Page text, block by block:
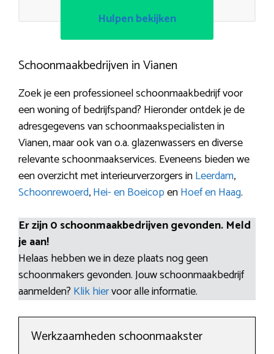
Hulpen bekijken
Schoonmaakbedrijven in Vianen
Zoek je een professioneel schoonmaakbedrijf voor
een woning of bedrijfspand? Hieronder ontdek je de
adresgegevens van schoonmaakspecialisten in
Vianen, maar ook van o.a. glazenwassers en diverse
relevante schoonmaakservices. Eveneens bieden we
een overzicht met interieurverzorgers inLeerdam,
Schoonrewoerd,Hei- en BoeicopenHoef en Haag.
Er zijn 0 schoonmaakbedrijven gevonden. Meld
je aan!
Helaas hebben we in deze plaats nog geen
schoonmakers gevonden. Jouw schoonmaakbedrijf
aanmelden? Klik hiervoor alle informatie.
Werkzaamheden schoonmaakster